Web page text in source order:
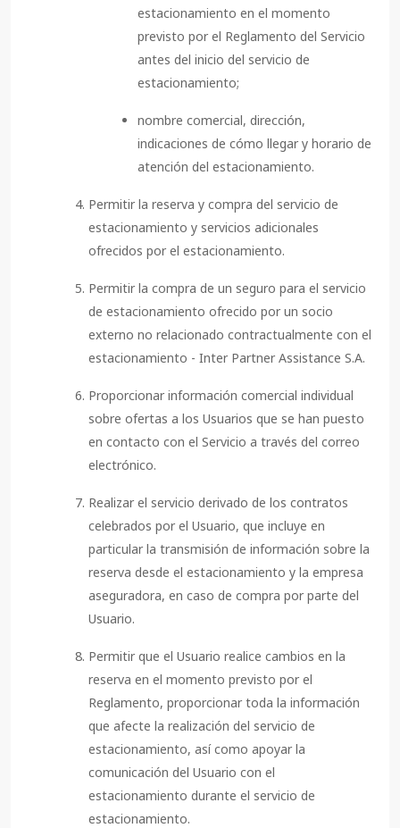
estacionamiento en el momento
previsto por el Reglamento del Servicio
antes del inicio del servicio de
estacionamiento;
nombre comercial, dirección,
indicaciones de cómo llegar y horario de
atención del estacionamiento.
Permitir la reserva y compra del servicio de
estacionamiento y servicios adicionales
ofrecidos por el estacionamiento.
Permitir la compra de un seguro para el servicio
de estacionamiento ofrecido por un socio
externo no relacionado contractualmente con el
estacionamiento - Inter Partner Assistance S.A.
Proporcionar información comercial individual
sobre ofertas a los Usuarios que se han puesto
en contacto con el Servicio a través del correo
electrónico.
Realizar el servicio derivado de los contratos
celebrados por el Usuario, que incluye en
particular la transmisión de información sobre la
reserva desde el estacionamiento y la empresa
aseguradora, en caso de compra por parte del
Usuario.
Permitir que el Usuario realice cambios en la
reserva en el momento previsto por el
Reglamento, proporcionar toda la información
que afecte la realización del servicio de
estacionamiento, así como apoyar la
comunicación del Usuario con el
estacionamiento durante el servicio de
estacionamiento.